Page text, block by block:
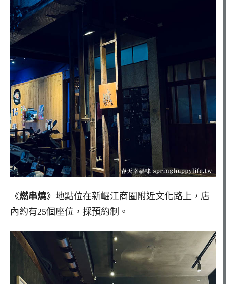
《燃串燒》地點位在新崛江商圈附近文化路上，店
內約有25個座位，採預約制。